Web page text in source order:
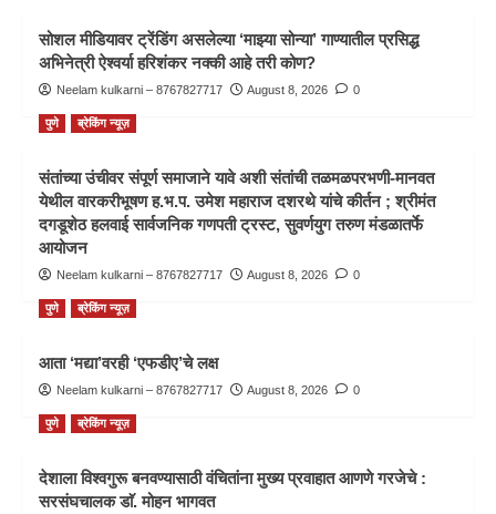
सोशल मीडियावर ट्रेंडिंग असलेल्या ‘माझ्या सोन्या’ गाण्यातील प्रसिद्ध
अभिनेत्री ऐश्वर्या हरिशंकर नक्की आहे तरी कोण?
Neelam kulkarni – 8767827717 August 8, 2026 0
पुणे ब्रेकिंग न्यूज़
संतांच्या उंचीवर संपूर्ण समाजाने यावे अशी संतांची तळमळपरभणी-मानवत
येथील वारकरीभूषण ह.भ.प. उमेश महाराज दशरथे यांचे कीर्तन ; श्रीमंत
दगडूशेठ हलवाई सार्वजनिक गणपती ट्रस्ट, सुवर्णयुग तरुण मंडळातर्फे
आयोजन
Neelam kulkarni – 8767827717 August 8, 2026 0
पुणे ब्रेकिंग न्यूज़
आता ‘मद्या’वरही ‘एफडीए’चे लक्ष
Neelam kulkarni – 8767827717 August 8, 2026 0
पुणे ब्रेकिंग न्यूज़
देशाला विश्वगुरू बनवण्यासाठी वंचितांना मुख्य प्रवाहात आणणे गरजेचे :
सरसंघचालक डाॅ. मोहन भागवत